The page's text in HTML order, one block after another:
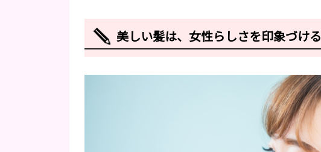
美しい髪は、女性らしさを印象づける